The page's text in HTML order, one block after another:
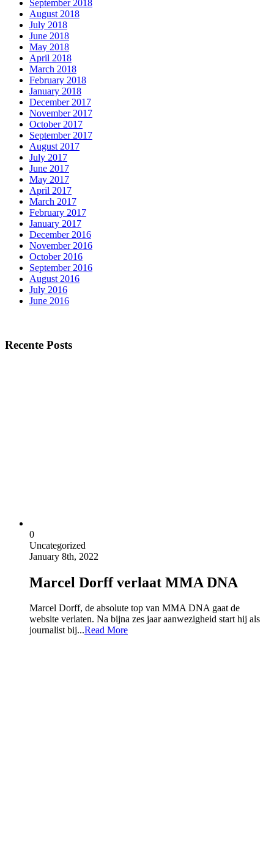
September 2018
August 2018
July 2018
June 2018
May 2018
April 2018
March 2018
February 2018
January 2018
December 2017
November 2017
October 2017
September 2017
August 2017
July 2017
June 2017
May 2017
April 2017
March 2017
February 2017
January 2017
December 2016
November 2016
October 2016
September 2016
August 2016
July 2016
June 2016
Recente Posts
0
Uncategorized
January 8th, 2022
Marcel Dorff verlaat MMA DNA
Marcel Dorff, de absolute top van MMA DNA gaat de
website verlaten. Na bijna zes jaar aanwezigheid start hij als
journalist bij...Read More